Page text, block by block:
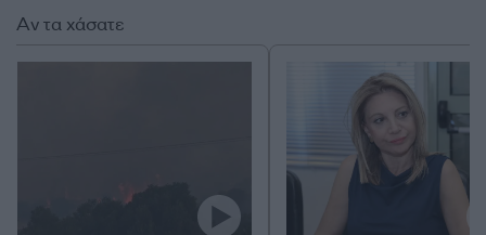
Αν τα χάσατε